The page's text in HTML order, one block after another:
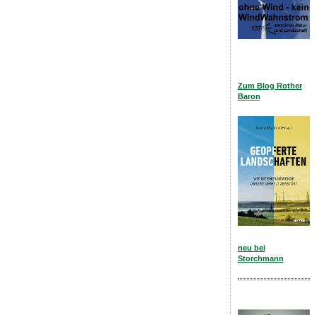
Zum Blog Rother
Baron
neu bei
Storchmann